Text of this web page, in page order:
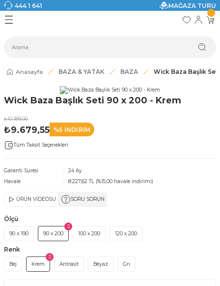
444 1 641
MAĞAZA TURU
Geri Dön
Geri Dön
Geri Dön
Geri Dön
Geri Dön
Geri Dön
Anasayfa BAZA & YATAK BAZA Wick Baza Başlık
Wick Baza Başlık Seti 90 x 200 - Krem
₺10.189,00
₺9.679,55 %5 İNDİRİM
Tüm Taksit Seçenekleri
Garanti Süresi
24 Ay
Havale
8.227,62 TL (%15,00 havale indirimi)
ÜRÜN VİDEOSU SORU SORUN
Ölçü
90 x 190 90 x 200 100 x 200 120 x 200
Renk
Bej Krem Antrasit Beyaz Gri